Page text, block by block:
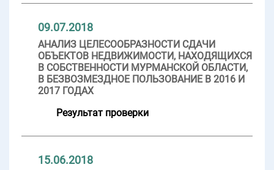
09.07.2018
АНАЛИЗ ЦЕЛЕСООБРАЗНОСТИ СДАЧИ
ОБЪЕКТОВ НЕДВИЖИМОСТИ, НАХОДЯЩИХСЯ
В СОБСТВЕННОСТИ МУРМАНСКОЙ ОБЛАСТИ,
В БЕЗВОЗМЕЗДНОЕ ПОЛЬЗОВАНИЕ В 2016 И
2017 ГОДАХ
Результат проверки
15.06.2018